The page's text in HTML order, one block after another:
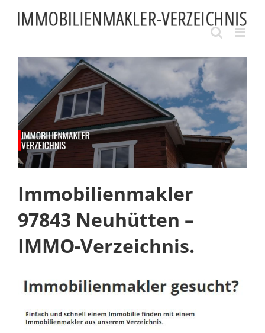
content
Immobilienmakler
97843 Neuhütten –
IMMO-Verzeichnis.